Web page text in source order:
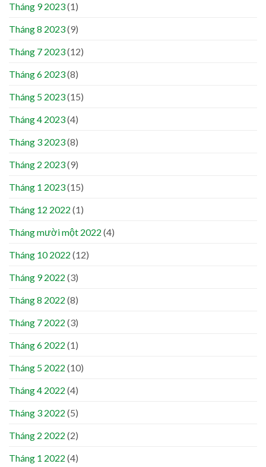
Tháng 9 2023(1)
Tháng 8 2023(9)
Tháng 7 2023(12)
Tháng 6 2023(8)
Tháng 5 2023(15)
Tháng 4 2023(4)
Tháng 3 2023(8)
Tháng 2 2023(9)
Tháng 1 2023(15)
Tháng 12 2022 (1)
Tháng mười một 2022 (4)
Tháng 10 2022 (12)
Tháng 9 2022 (3)
Tháng 8 2022 (8)
Tháng 7 2022 (3)
Tháng 6 2022 (1)
Tháng 5 2022 (10)
Tháng 4 2022 (4)
Tháng 3 2022 (5)
Tháng 2 2022 (2)
Tháng 1 2022 (4)